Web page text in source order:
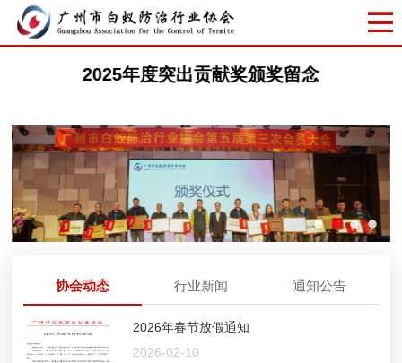
2025年度突出贡献奖颁奖留念
协会动态 行业新闻 通知公告
2026年春节放假通知
2026-02-10